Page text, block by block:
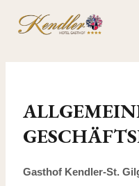
Gasthof Kendler-St.